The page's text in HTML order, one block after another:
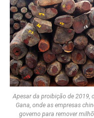
Apesar da proibição de 2019,
Gana, onde as empresas
governo para remover